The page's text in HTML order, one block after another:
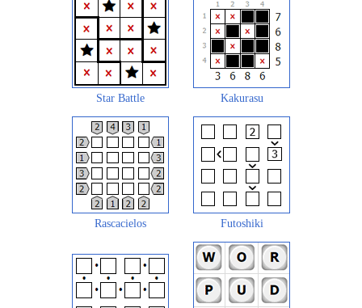
Star Battle Kakurasu
Rascacielos Futoshiki